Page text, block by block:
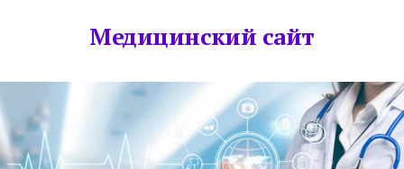
Медицинский сайт